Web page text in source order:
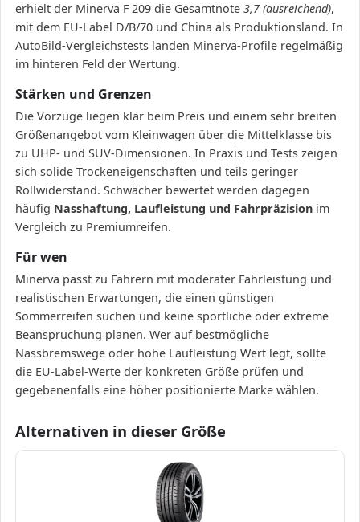
erhielt der Minerva F 209 die Gesamtnote 3,7 (ausreichend),
mit dem EU-Label D/B/70 und China als Produktionsland. In
AutoBild-Vergleichstests landen Minerva-Profile regelmäßig
im hinteren Feld der Wertung.
Stärken und Grenzen
Die Vorzüge liegen klar beim Preis und einem sehr breiten
Größenangebot vom Kleinwagen über die Mittelklasse bis
zu UHP- und SUV-Dimensionen. In Praxis und Tests zeigen
sich solide Trockeneigenschaften und teils geringer
Rollwiderstand. Schwächer bewertet werden dagegen
häufig Nasshaftung, Laufleistung und Fahrpräzision im
Vergleich zu Premiumreifen.
Für wen
Minerva passt zu Fahrern mit moderater Fahrleistung und
realistischen Erwartungen, die einen günstigen
Sommerreifen suchen und keine sportliche oder extreme
Beanspruchung planen. Wer auf bestmögliche
Nassbremswege oder hohe Laufleistung Wert legt, sollte
die EU-Label-Werte der konkreten Größe prüfen und
gegebenenfalls eine höher positionierte Marke wählen.
Alternativen in dieser Größe